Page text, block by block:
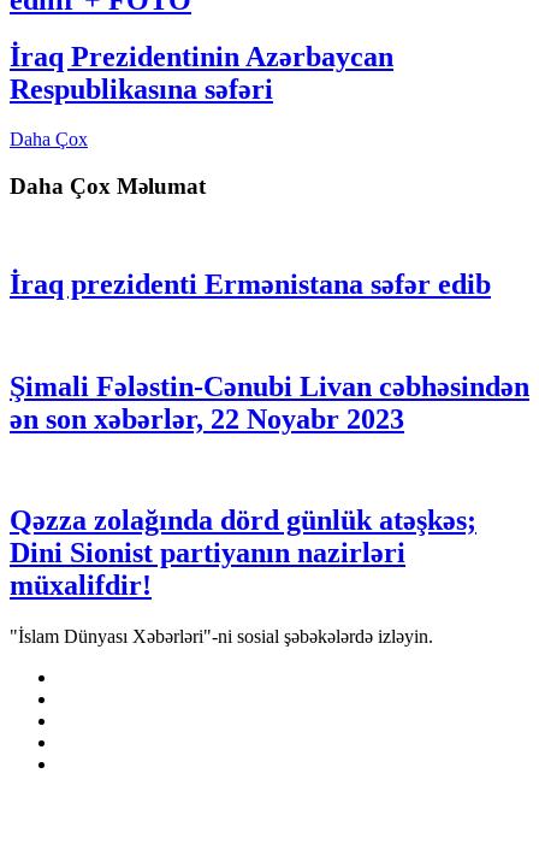
İraq Prezidentinin Azərbaycan
Respublikasına səfəri
Daha Çox
Daha Çox Məlumat
İraq prezidenti Ermənistana səfər edib
Şimali Fələstin-Cənubi Livan cəbhəsindən
ən son xəbərlər, 22 Noyabr 2023
Qəzza zolağında dörd günlük atəşkəs;
Dini Sionist partiyanın nazirləri
müxalifdir!
"İslam Dünyası Xəbərləri"-ni sosial şəbəkələrdə izləyin.